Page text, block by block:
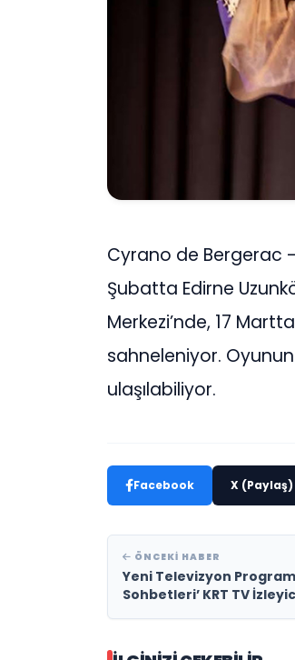
Cyrano de Bergerac
Şubatta Edirne
Merkezi’nde, 17
sahneleniyor.
ulaşılabiliyor.
Facebook X (Paylaş)
ÖNCEKI HABER
Yeni Televizyon
Sohbetleri’ KRT TV